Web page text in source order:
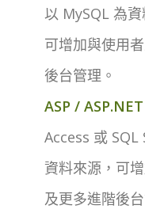
以 MySQL 為
可增加與使用
後台管理。
ASP /
Access 或
資料來源，可
及更多進階後